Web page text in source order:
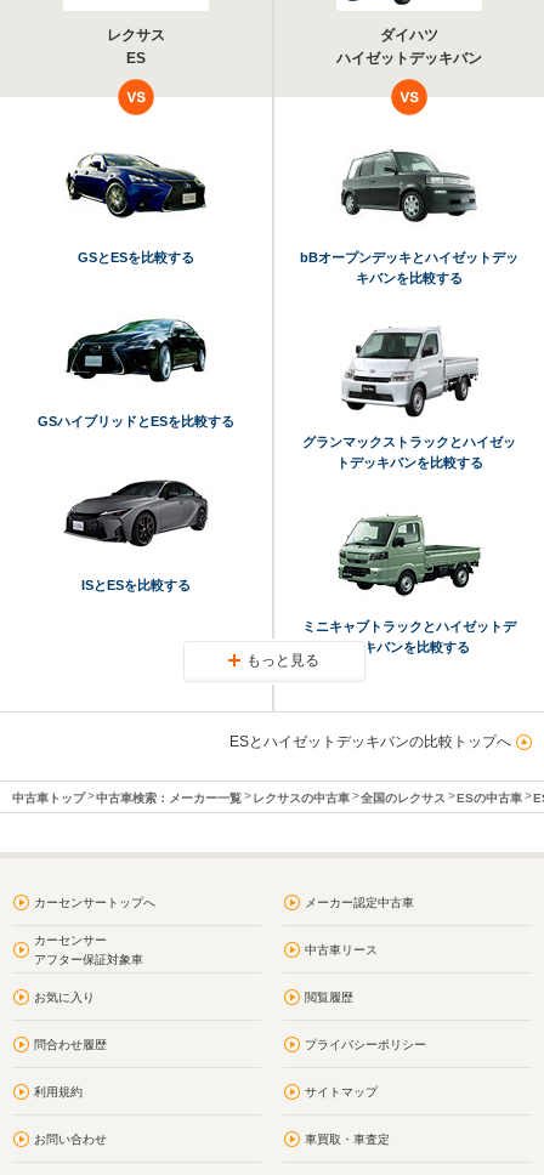
レクサス
ES
ダイハツ
ハイゼットデッキバン
GSとESを比較する
GSハイブリッドとESを比較する
ISとESを比較する
bBオープンデッキとハイゼットデッ
キバンを比較する
グランマックストラックとハイゼッ
トデッキバンを比較する
ミニキャブトラックとハイゼットデ
ッキバンを比較する
もっと見る
ESとハイゼットデッキバンの比較トップへ
中古車トップ 中古車検索：メーカー一覧 レクサスの中古車 全国のレクサス ESの中古車
カーセンサートップへ メーカー認定中古車
カーセンサー
アフター保証対象車
中古車リース
お気に入り 閲覧履歴
問合わせ履歴 プライバシーポリシー
利用規約 サイトマップ
お問い合わせ 車買取・車査定